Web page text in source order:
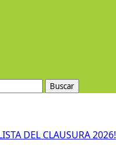
DEL CLAUSURA 2026!